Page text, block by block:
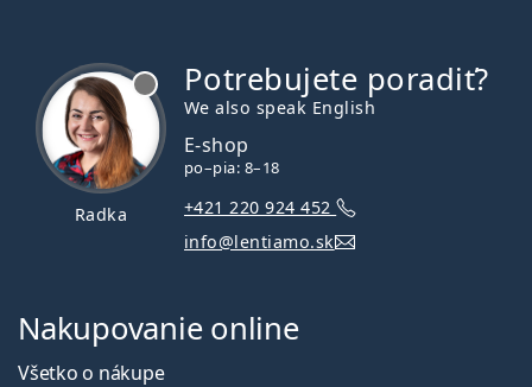
Radka
Potrebujete poradiť?
We also speak English
E-shop
po–pia: 8–18
+421 220 924 452
info@lentiamo.sk
Nakupovanie online
Všetko o nákupe